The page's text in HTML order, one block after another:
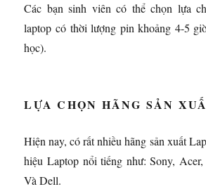
Các bạn sinh viên có thể chọn lựa
laptop có thời lượng pin khoảng 4-5
học).
LỰA CHỌN HÃNG SẢN
Hiện nay, có rất nhiều hãng sản xuất
hiệu Laptop nổi tiếng như: Sony,
Và Dell.